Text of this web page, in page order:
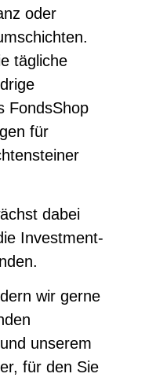
oder
tägliche
FondsShop
für
dabei
Investment-
wir gerne
unserem
für den Sie